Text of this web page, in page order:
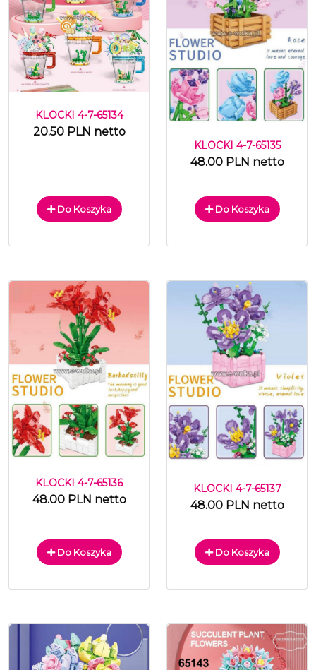
KLOCKI 4-7-65134
20.50 PLN netto
Do Koszyka
KLOCKI 4-7-65135
48.00 PLN netto
Do Koszyka
KLOCKI 4-7-65136
48.00 PLN netto
Do Koszyka
KLOCKI 4-7-65137
48.00 PLN netto
Do Koszyka